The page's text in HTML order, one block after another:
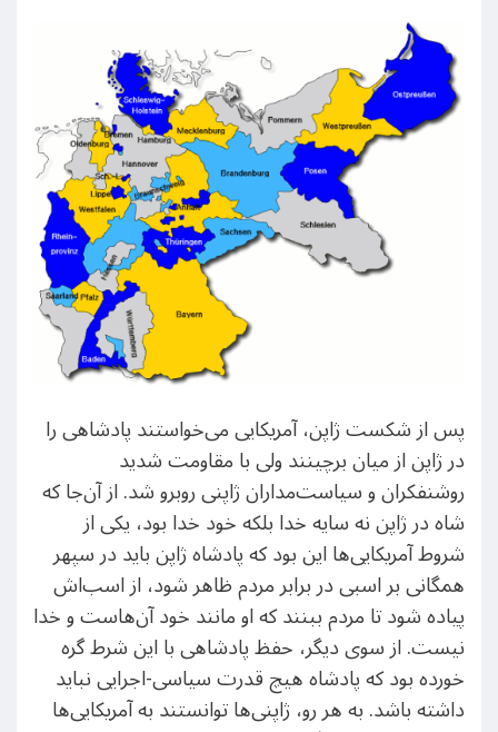
پس از شکست ژاپن، آمریکایی می‌خواستند پادشاهی را
در ژاپن از میان برچینند ولی با مقاومت شدید
روشنفکران و سیاست‌مداران ژاپنی روبرو شد. از آن‌جا که
شاه در ژاپن نه سایه خدا بلکه خود خدا بود، یکی از
شروط آمریکایی‌ها این بود که پادشاه ژاپن باید در سپهر
همگانی بر اسبی در برابر مردم ظاهر شود، از اسب‌اش
پیاده شود تا مردم ببنند که او مانند خود آن‌هاست و خدا
نیست. از سوی دیگر، حفظ پادشاهی با این شرط گره
خورده بود که پادشاه هیچ قدرت سیاسی-اجرایی نباید
داشته باشد. به هر رو، ژاپنی‌ها توانستند به آمریکایی‌ها